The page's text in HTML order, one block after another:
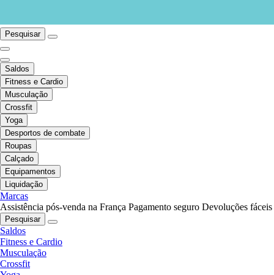
Pesquisar
Saldos
Fitness e Cardio
Musculação
Crossfit
Yoga
Desportos de combate
Roupas
Calçado
Equipamentos
Liquidação
Marcas
Assistência pós-venda na França Pagamento seguro Devoluções fáceis
Pesquisar
Saldos
Fitness e Cardio
Musculação
Crossfit